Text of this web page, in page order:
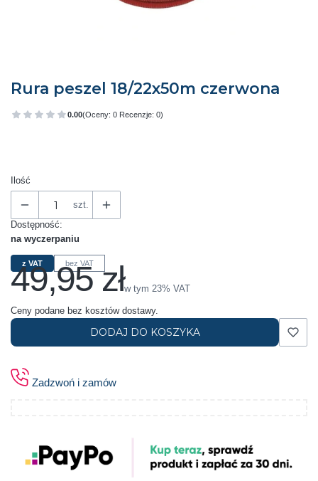
Rura peszel 18/22x50m czerwona
0.00(Oceny: 0 Recenzje: 0)
Przejdź do sekcji Opinie
Ilość
szt.
Dostępność:
na wyczerpaniu
z VAT bez VAT
Cena
49,95 złw tym 23% VAT
w tym 23% VAT
Ceny podane bez kosztów dostawy.
DODAJ DO KOSZYKA
Zadzwoń i zamów